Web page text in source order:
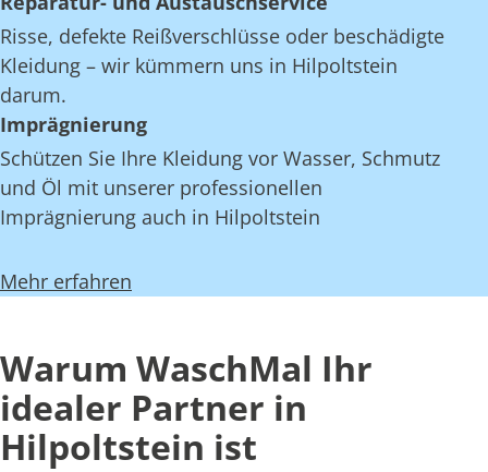
Risse, defekte Reißverschlüsse oder beschädigte
Kleidung – wir kümmern uns in Hilpoltstein
darum.
Imprägnierung
Schützen Sie Ihre Kleidung vor Wasser, Schmutz
und Öl mit unserer professionellen
Imprägnierung auch in Hilpoltstein
Mehr erfahren
Warum WaschMal Ihr
idealer Partner in
Hilpoltstein ist